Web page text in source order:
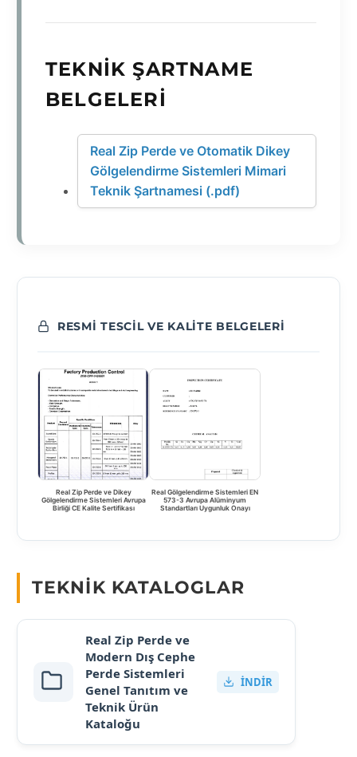
TEKNIK ŞARTNAME
BELGELERI
Real Zip Perde ve Otomatik Dikey
Gölgelendirme Sistemleri Mimari
Teknik Şartnamesi (.pdf)
RESMI TESCIL VE KALITE BELGELERI
Real Zip Perde ve Dikey
Gölgelendirme Sistemleri Avrupa
Birliği CE Kalite Sertifikası
Real Gölgelendirme Sistemleri EN
573-3 Avrupa Alüminyum
Standartları Uygunluk Onayı
TEKNIK KATALOGLAR
Real Zip Perde ve
Modern Dış Cephe
Perde Sistemleri
Genel Tanıtım ve
Teknik Ürün
Kataloğu
İNDIR